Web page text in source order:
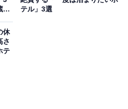
を併設したホテルです。広々
の高い美泡風呂をはじめ、高
などバラエティ豊かな湯船を
な雰囲気の岩盤房「蒼の洞
王
テル」3選
休
さ
テ